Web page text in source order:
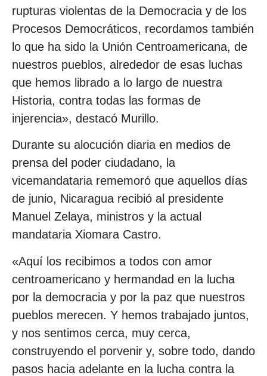
rupturas violentas de la Democracia y de los
Procesos Democráticos, recordamos también
lo que ha sido la Unión Centroamericana, de
nuestros pueblos, alrededor de esas luchas
que hemos librado a lo largo de nuestra
Historia, contra todas las formas de
injerencia», destacó Murillo.
Durante su alocución diaria en medios de
prensa del poder ciudadano, la
vicemandataria rememoró que aquellos días
de junio, Nicaragua recibió al presidente
Manuel Zelaya, ministros y la actual
mandataria Xiomara Castro.
«Aquí los recibimos a todos con amor
centroamericano y hermandad en la lucha
por la democracia y por la paz que nuestros
pueblos merecen. Y hemos trabajado juntos,
y nos sentimos cerca, muy cerca,
construyendo el porvenir y, sobre todo, dando
pasos hacia adelante en la lucha contra la